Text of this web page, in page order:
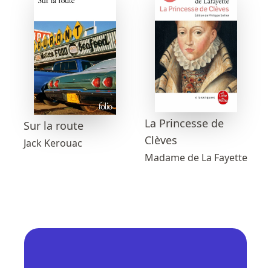
Sur la route
Jack Kerouac
La Princesse de
Clèves
Madame de La Fayette